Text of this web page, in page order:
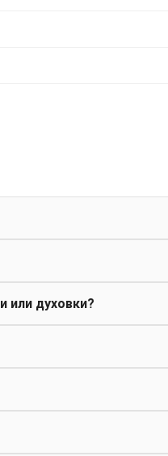
или духовки?